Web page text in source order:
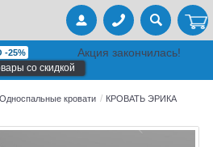
25% Акция закончилась!
со скидкой
Односпальные кровати
КРОВАТЬ ЭРИКА